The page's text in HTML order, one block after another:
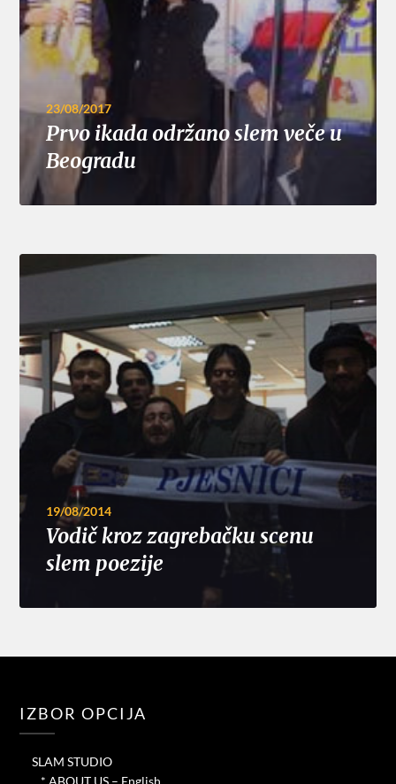
23/08/2017
Prvo ikada održano slem veče u
Beogradu
19/08/2014
Vodič kroz zagrebačku scenu
slem poezije
IZBOR OPCIJA
SLAM STUDIO
* ABOUT US – English